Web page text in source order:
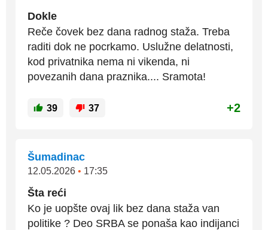
Dokle
Reče čovek bez dana radnog staža. Treba
raditi dok ne pocrkamo. Uslužne delatnosti,
kod privatnika nema ni vikenda, ni
povezanih dana praznika.... Sramota!
39 37 +2
Šumadinac
12.05.2026 • 17:35
Šta reći
Ko je uopšte ovaj lik bez dana staža van
politike ? Deo SRBA se ponaša kao indijanci